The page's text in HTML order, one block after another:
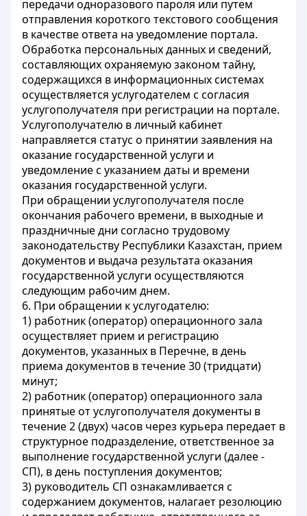
передачи одноразового пароля или путем
отправления короткого текстового сообщения
в качестве ответа на уведомление портала.
Обработка персональных данных и сведений,
составляющих охраняемую законом тайну,
содержащихся в информационных системах
осуществляется услугодателем с согласия
услугополучателя при регистрации на портале.
Услугополучателю в личный кабинет
направляется статус о принятии заявления на
оказание государственной услуги и
уведомление с указанием даты и времени
оказания государственной услуги.
При обращении услугополучателя после
окончания рабочего времени, в выходные и
праздничные дни согласно трудовому
законодательству Республики Казахстан, прием
документов и выдача результата оказания
государственной услуги осуществляются
следующим рабочим днем.
6. При обращении к услугодателю:
1) работник (оператор) операционного зала
осуществляет прием и регистрацию
документов, указанных в Перечне, в день
приема документов в течение 30 (тридцати)
минут;
2) работник (оператор) операционного зала
принятые от услугополучателя документы в
течение 2 (двух) часов через курьера передает в
структурное подразделение, ответственное за
выполнение государственной услуги (далее -
СП), в день поступления документов;
3) руководитель СП ознакамливается с
содержанием документов, налагает резолюцию